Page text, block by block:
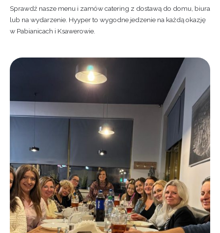
Sprawdź nasze menu i zamów catering z dostawą do domu, biura
lub na wydarzenie. Hyyper to wygodne jedzenie na każdą okazję
w Pabianicach i Ksawerowie.